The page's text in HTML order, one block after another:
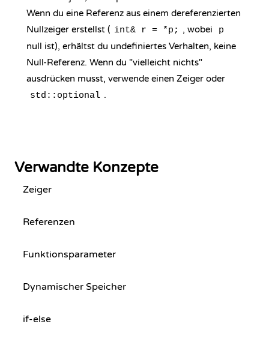
Wenn du eine Referenz aus einem dereferenzierten
Nullzeiger erstellst ( int& r = *p; , wobei p
null ist), erhältst du undefiniertes Verhalten, keine
Null-Referenz. Wenn du "vielleicht nichts"
ausdrücken musst, verwende einen Zeiger oder
std::optional .
Verwandte Konzepte
Zeiger
Referenzen
Funktionsparameter
Dynamischer Speicher
if-else